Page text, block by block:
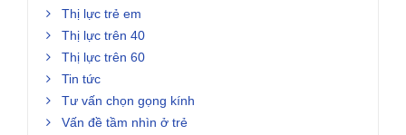
Thị lực trẻ em
Thị lực trên 40
Thị lực trên 60
Tin tức
Tư vấn chọn gọng kính
Vấn đề tầm nhìn ở trẻ